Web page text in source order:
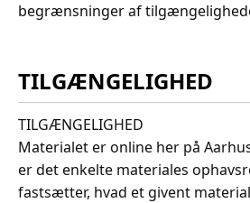
begrænsninger af
TILGÆNGELIGHED
TILGÆNGELIGHED
Materialet er online her på
er det enkelte materiales
fastsætter, hvad et givent